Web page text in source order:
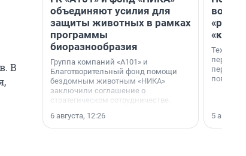
В
объединяют усилия для
защиты животных в рамках
программы
биоразнообразия
Группа компаний «А101» и
Благотворительный фонд помощи
бездомным животным «НИКА»
заключили соглашение о
стратегическом сотрудничестве.
6 августа, 12:26
5